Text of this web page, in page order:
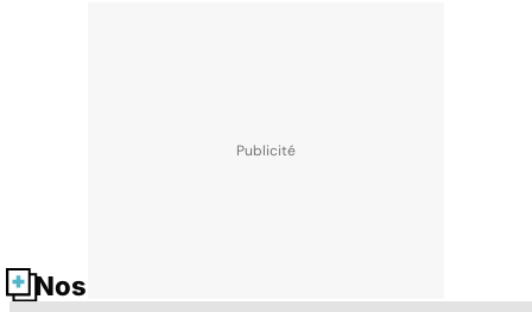
Nos fiches santé